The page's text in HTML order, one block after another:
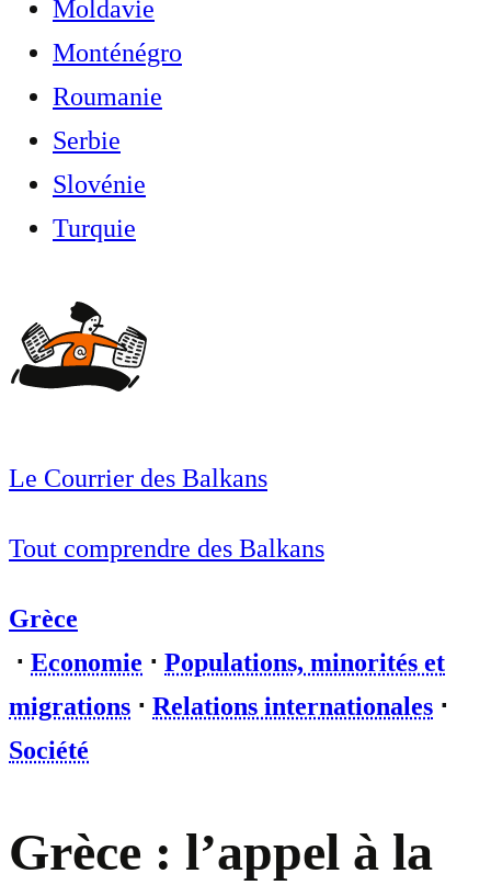
Moldavie
Monténégro
Roumanie
Serbie
Slovénie
Turquie
Le Courrier des Balkans
Tout comprendre des Balkans
Grèce
⋅ Economie ⋅ Populations, minorités et
migrations ⋅ Relations internationales ⋅
Société
Grèce : l’appel à la